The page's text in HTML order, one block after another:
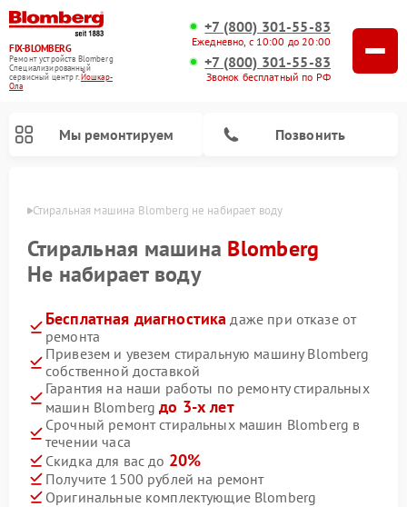
FIX-BLOMBERG
Ремонт устройств Blomberg
Специализированный
cервисный центр г.Йошкар-
Ола
+7 (800) 301-55-83
Ежедневно, с 10:00 до 20:00
+7 (800) 301-55-83
Звонок бесплатный по РФ
Мы ремонтируем Позвонить
Стиральная машина Blomberg не набирает воду
Стиральная машина Blomberg
Не набирает воду
Бесплатная диагностика даже при отказе от
ремонта
Привезем и увезем стиральную машину Blomberg
собственной доставкой
Гарантия на наши работы по ремонту стиральных
машин Blombergдо 3-х лет
Срочный ремонт стиральных машин Blomberg в
течении часа
Скидка для вас до 20%
Получите 1500 рублей на ремонт
Оригинальные комплектующие Blomberg